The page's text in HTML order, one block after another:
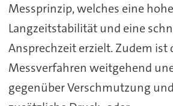
Messprinzip, welches eine hohe
Langzeitstabilität und eine
Ansprechzeit erzielt. Zudem ist
Messverfahren weitgehend
gegenüber Verschmutzung